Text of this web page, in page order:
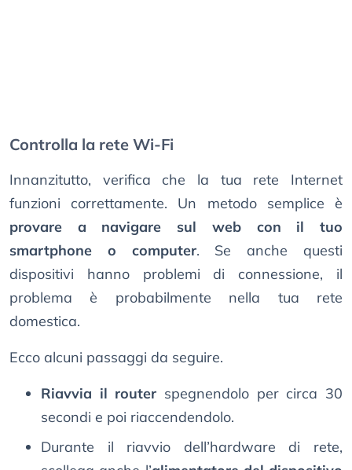
Controlla la rete Wi-Fi
Innanzitutto, verifica che la tua rete Internet
funzioni correttamente. Un metodo semplice è
provare a navigare sul web con il tuo
smartphone o computer. Se anche questi
dispositivi hanno problemi di connessione, il
problema è probabilmente nella tua rete
domestica.
Ecco alcuni passaggi da seguire.
Riavvia il router spegnendolo per circa 30
secondi e poi riaccendendolo.
Durante il riavvio dell’hardware di rete,